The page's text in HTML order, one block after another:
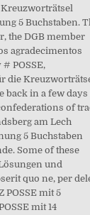
Kreuzworträtsel
5 Buchstaben.
the DGB member
agradecimentos
POSSE,
die
back in a few days
of
am Lech
5 Buchstaben
Some of these
und
quo ne, per
POSSE mit 5
mit 14